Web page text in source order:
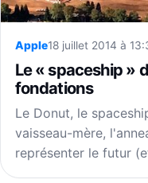
Apple18 juillet 2014 à
Le « spaceship »
fondations
Le Donut, le
vaisseau-mère,
représenter le futur